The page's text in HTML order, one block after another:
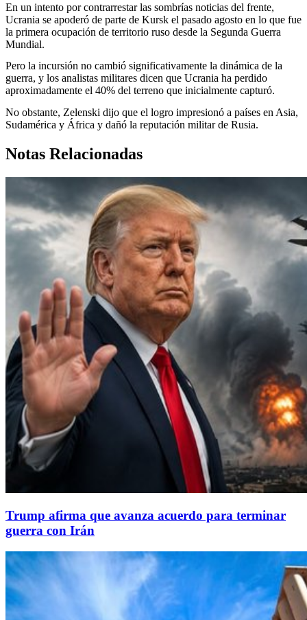
En un intento por contrarrestar las sombrías noticias del frente,
Ucrania se apoderó de parte de Kursk el pasado agosto en lo que fue
la primera ocupación de territorio ruso desde la Segunda Guerra
Mundial.
Pero la incursión no cambió significativamente la dinámica de la
guerra, y los analistas militares dicen que Ucrania ha perdido
aproximadamente el 40% del terreno que inicialmente capturó.
No obstante, Zelenski dijo que el logro impresionó a países en Asia,
Sudamérica y África y dañó la reputación militar de Rusia.
Notas Relacionadas
Trump afirma que avanza acuerdo para terminar
guerra con Irán